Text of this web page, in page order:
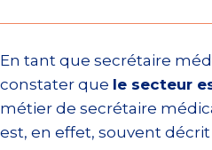
En tant que secrétaire
constater que le secteur
métier de secrétaire
est, en effet, souvent